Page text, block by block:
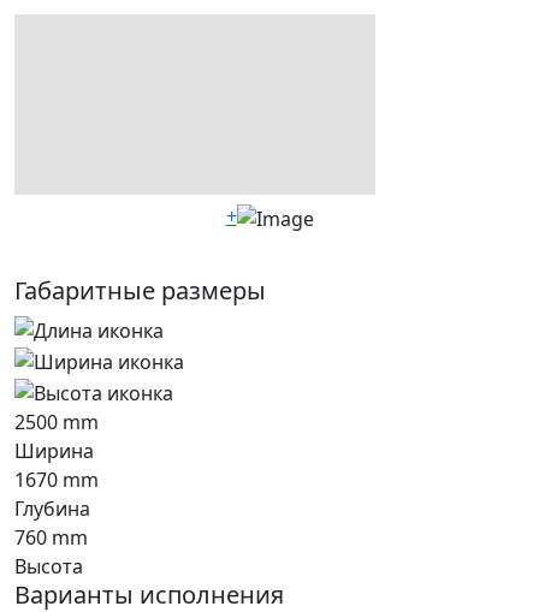
+
Габаритные размеры
2500 mm
Ширина
1670 mm
Глубина
760 mm
Высота
Варианты исполнения